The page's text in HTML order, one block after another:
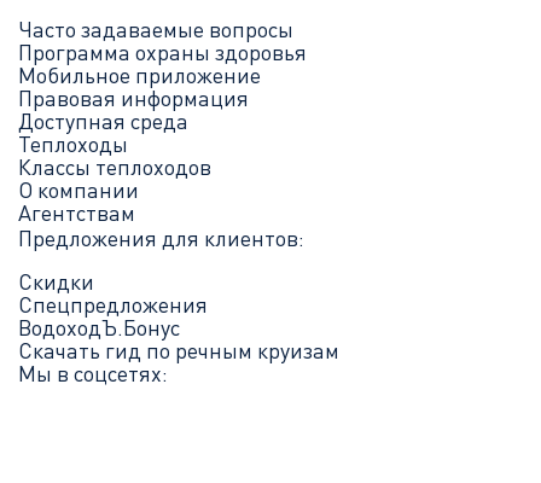
Часто задаваемые вопросы
Программа охраны здоровья
Мобильное приложение
Правовая информация
Доступная среда
Теплоходы
Классы теплоходов
О компании
Агентствам
Предложения для клиентов:
Скидки
Спецпредложения
ВодоходЪ.Бонус
Скачать гид по речным круизам
Мы в соцсетях: